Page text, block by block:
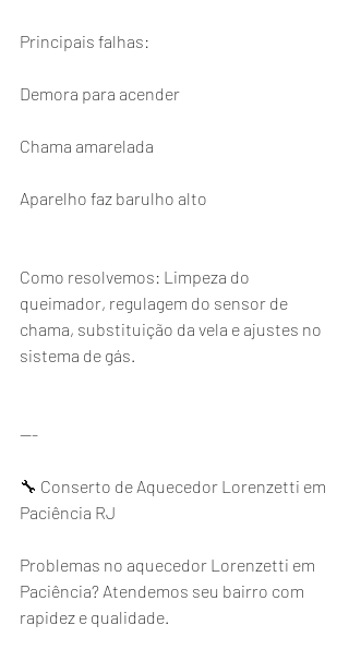
Principais falhas:
Demora para acender
Chama amarelada
Aparelho faz barulho alto
Como resolvemos: Limpeza do
queimador, regulagem do sensor de
chama, substituição da vela e ajustes no
sistema de gás.
---
🔧 Conserto de Aquecedor Lorenzetti em
Paciência RJ
Problemas no aquecedor Lorenzetti em
Paciência? Atendemos seu bairro com
rapidez e qualidade.